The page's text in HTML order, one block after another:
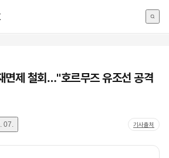
면제 철회…"호르무즈 유조선 공격
07. 기사출처